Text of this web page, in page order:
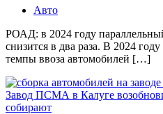
Авто
РОАД: в 2024 году
снизится в два раза. В 2024
темпы ввоза автомобилей […]
Завод ПСМА в Калуге
собирают